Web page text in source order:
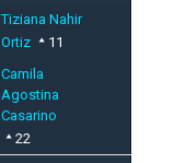
Tiziana Nahir
Ortiz
11
Camila
Agostina
Casarino
22